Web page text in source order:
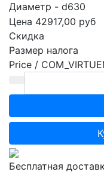
Диаметр - d630
Цена 42917,00 руб
Скидка
Размер налога
Price /
Бесплатная